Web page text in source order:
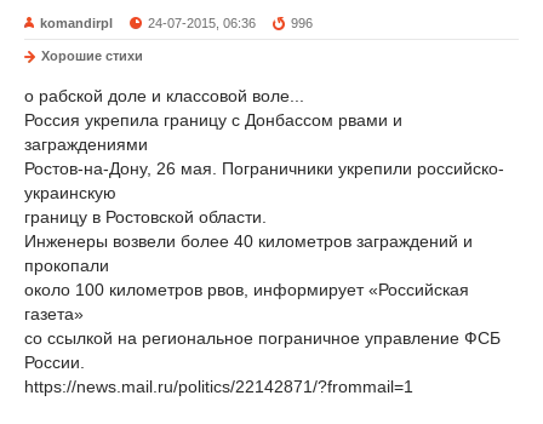
komandirpl 24-07-2015, 06:36 996
Хорошие стихи
о рабской доле и классовой воле...
Россия укрепила границу с Донбассом рвами и
заграждениями
Ростов-на-Дону, 26 мая. Пограничники укрепили российско-
украинскую
границу в Ростовской области.
Инженеры возвели более 40 километров заграждений и
прокопали
около 100 километров рвов, информирует «Российская
газета»
со ссылкой на региональное пограничное управление ФСБ
России.
https://news.mail.ru/politics/22142871/?frommail=1